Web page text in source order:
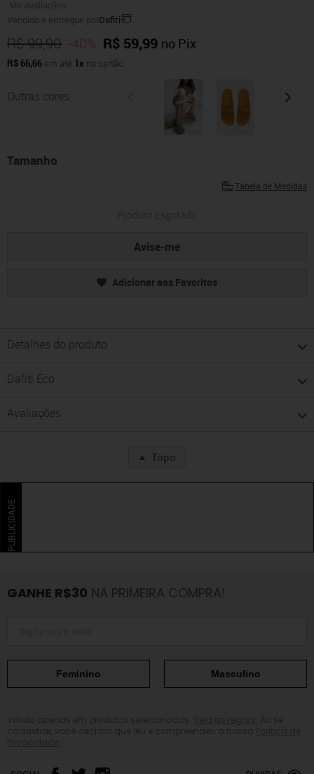
Ver avaliações
Vendido e entregue porDafiti
R$ 99,90 -40% R$ 59,99 no Pix
R$ 66,66 em até 1x no cartão
Outras cores
Tamanho
Tabela de Medidas
Avise-me
Adicionar aos Favoritos
Detalhes do produto
Dafiti Eco
Avaliações
Topo
PUBLICIDADE
GANHE R$30 NA PRIMEIRA COMPRA!
Feminino Masculino